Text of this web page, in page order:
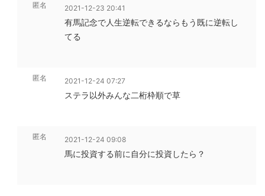
匿名 2021-12-23 20:41
有馬記念で人生逆転できるならもう既に逆転し
てる
匿名 2021-12-24 07:27
ステラ以外みんな二桁枠順で草
匿名 2021-12-24 09:08
馬に投資する前に自分に投資したら？